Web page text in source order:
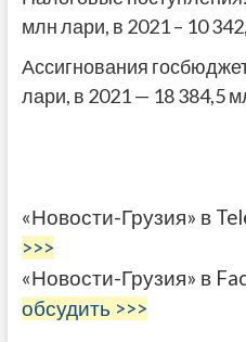
млн лари, в 2021 – 10
Ассигнования
лари, в 2021 — 18 384,5
«Новости-Грузия» в
>>>
«Новости-Грузия» в
обсудить >>>